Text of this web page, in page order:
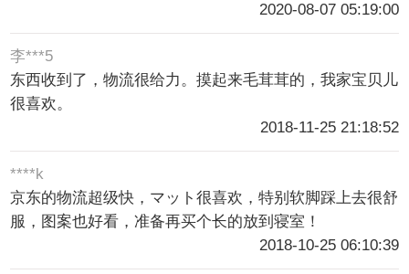
2020-08-07 05:19:00
李***5
东西收到了，物流很给力。摸起来毛茸茸的，我家宝贝儿
很喜欢。
2018-11-25 21:18:52
****k
京东的物流超级快，マット很喜欢，特别软脚踩上去很舒
服，图案也好看，准备再买个长的放到寝室！
2018-10-25 06:10:39